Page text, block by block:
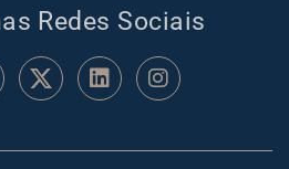
Redes Sociais